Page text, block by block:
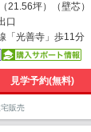
21.56坪）（壁芯）
口
「光善寺」歩11分
見学予約(無料)
販売